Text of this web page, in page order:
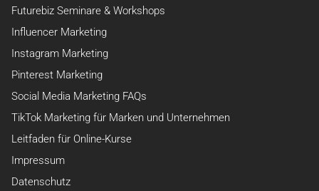
Futurebiz Seminare & Workshops
Influencer Marketing
Instagram Marketing
Pinterest Marketing
Social Media Marketing FAQs
TikTok Marketing für Marken und Unternehmen
Leitfaden für Online-Kurse
Impressum
Datenschutz